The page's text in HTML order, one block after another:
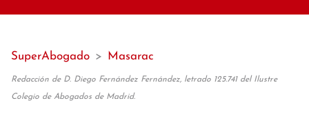
SuperAbogado > Masarac
Redacción de D. Diego Fernández Fernández, letrado 125.741 del Ilustre
Colegio de Abogados de Madrid.